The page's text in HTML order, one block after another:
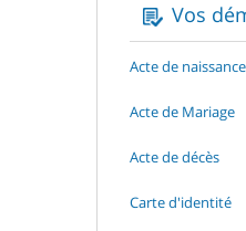
Vos
Acte de naissance
Acte de Mariage
Acte de décès
Carte d'identité